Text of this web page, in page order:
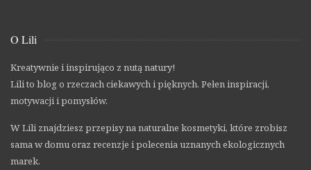
O Lili
Kreatywnie i inspirująco z nutą natury!
Lili to blog o rzeczach ciekawych i pięknych. Pełen inspiracji,
motywacji i pomysłów.
W Lili znajdziesz przepisy na naturalne kosmetyki, które zrobisz
sama w domu oraz recenzje i polecenia uznanych ekologicznych
marek.